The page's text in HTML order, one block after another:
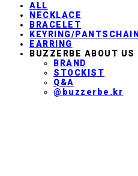
ALL
NECKLACE
BRACELET
KEYRING/PANTSCHAIN
EARRING
BUZZERBE ABOUT US
BRAND
STOCKIST
Q&A
@buzzerbe.kr